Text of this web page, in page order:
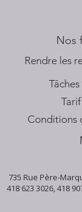
Nos
​Rendre les
Conditions
735 Rue Père-
418 623 3026,418